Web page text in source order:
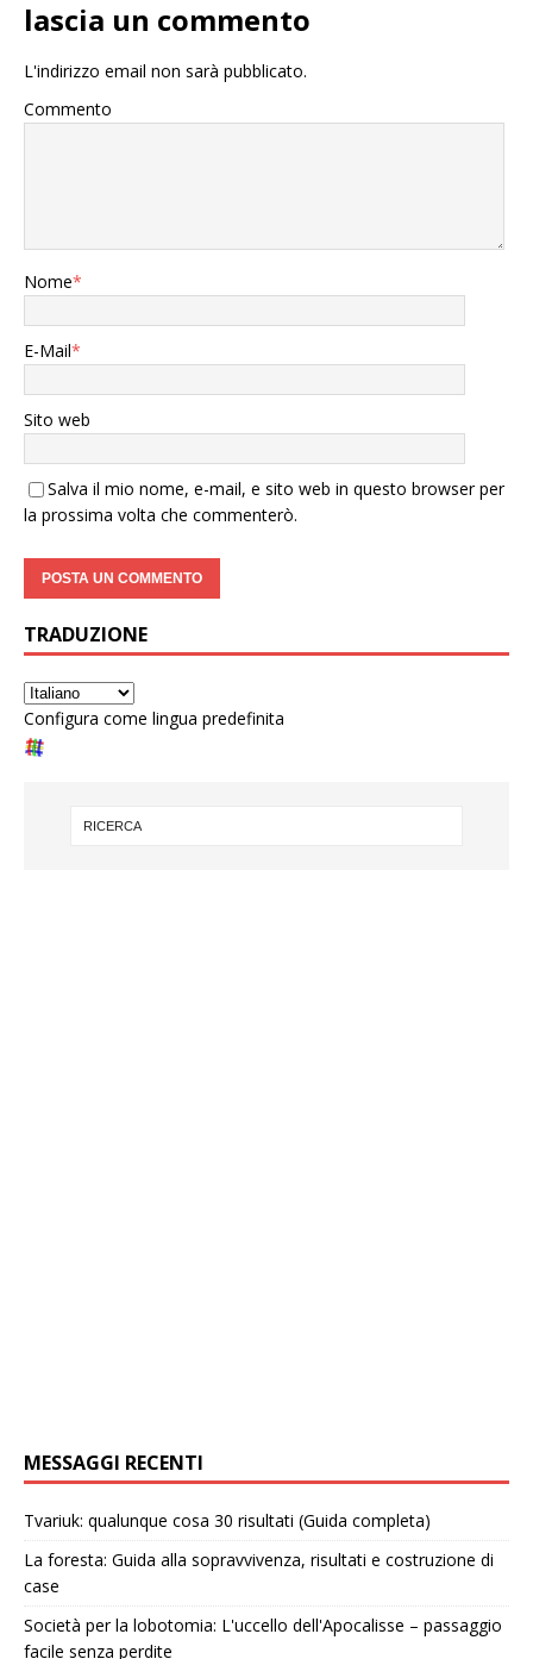
lascia un commento
L'indirizzo email non sarà pubblicato.
Commento
Nome*
E-Mail*
Sito web
Salva il mio nome, e-mail, e sito web in questo browser per
la prossima volta che commenterò.
TRADUZIONE
Configura come lingua predefinita
MESSAGGI RECENTI
Tvariuk: qualunque cosa 30 risultati (Guida completa)
La foresta: Guida alla sopravvivenza, risultati e costruzione di
case
Società per la lobotomia: L'uccello dell'Apocalisse – passaggio
facile senza perdite